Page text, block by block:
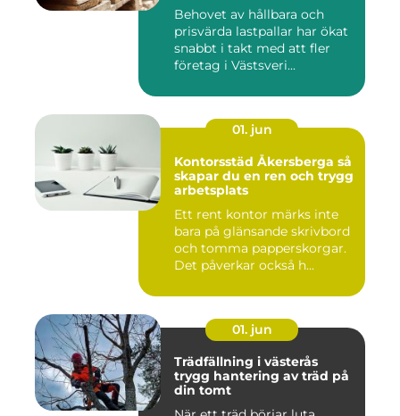
Behovet av hållbara och
prisvärda lastpallar har ökat
snabbt i takt med att fler
företag i Västsveri...
01. jun
Kontorsstäd Åkersberga så
skapar du en ren och trygg
arbetsplats
Ett rent kontor märks inte
bara på glänsande skrivbord
och tomma papperskorgar.
Det påverkar också h...
01. jun
Trädfällning i västerås
trygg hantering av träd på
din tomt